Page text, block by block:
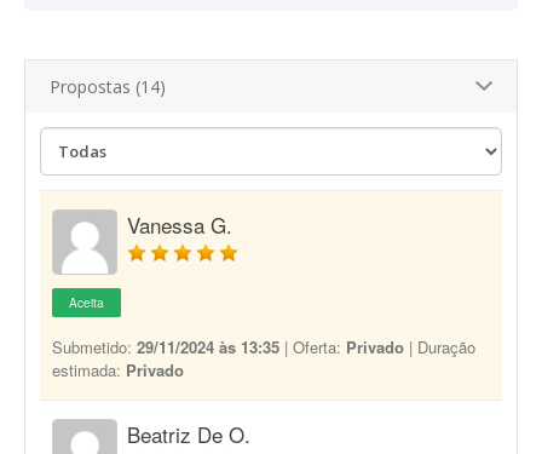
Propostas (14)
Vanessa G.
Aceita
Submetido: 29/11/2024 às 13:35 | Oferta: Privado | Duração
estimada: Privado
Beatriz De O.